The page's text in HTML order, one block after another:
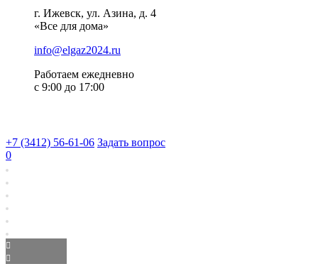
г. Ижевск, ул. Азина, д. 4
«Все для дома»
info@elgaz2024.ru
Работаем eжедневно
с 9:00 до 17:00
+7 (3412) 56-61-06 Задать вопрос
0